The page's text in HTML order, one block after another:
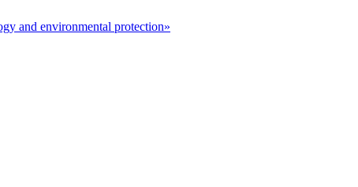
and environmental protection»